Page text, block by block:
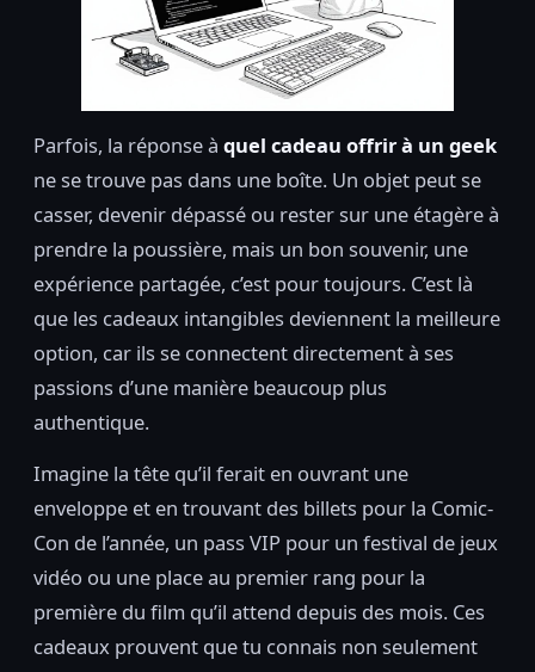
Parfois, la réponse à quel cadeau offrir à un geek
ne se trouve pas dans une boîte. Un objet peut se
casser, devenir dépassé ou rester sur une étagère à
prendre la poussière, mais un bon souvenir, une
expérience partagée, c’est pour toujours. C’est là
que les cadeaux intangibles deviennent la meilleure
option, car ils se connectent directement à ses
passions d’une manière beaucoup plus
authentique.
Imagine la tête qu’il ferait en ouvrant une
enveloppe et en trouvant des billets pour la Comic-
Con de l’année, un pass VIP pour un festival de jeux
vidéo ou une place au premier rang pour la
première du film qu’il attend depuis des mois. Ces
cadeaux prouvent que tu connais non seulement